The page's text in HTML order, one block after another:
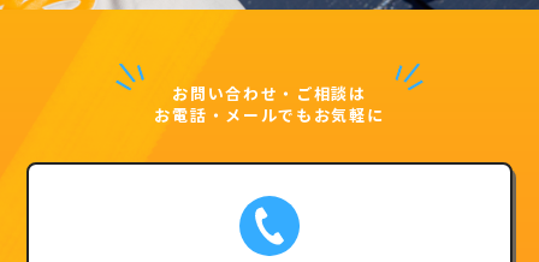
お問い合わせ・ご相談は
お電話・メールでもお気軽に